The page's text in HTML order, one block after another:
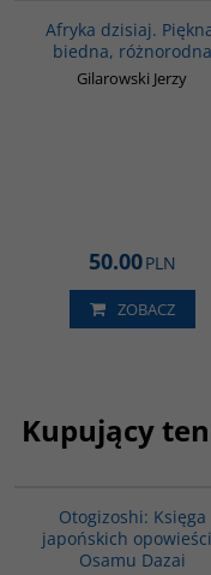
Afryka dzisiaj.
biedna, różnorodna
Gilarowski Jerzy
50.00PLN
ZOBACZ
Kupujący
Otogizoshi: Księga
japońskich
Osamu Dazai